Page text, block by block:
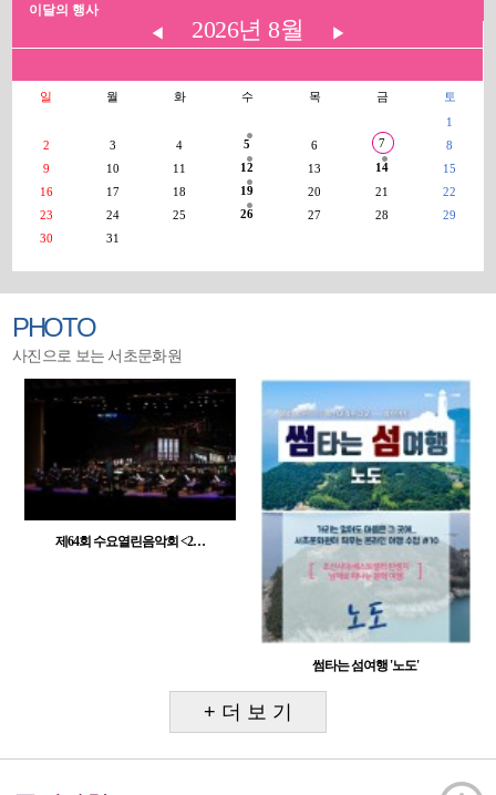
이달의 행사
◀ 2026년 8월 ▶
일 월 화 수 목 금
토
1
2
3 4 5 6 7
8
9
10 11 12 13 14
15
16
17 18 19 20 21
22
23
24 25 26 27 28
29
30
31
PHOTO
사진으로 보는 서초문화원
제64회 수요열린음악회 <2…
썸타는 섬여행 '노도'
+ 더 보 기